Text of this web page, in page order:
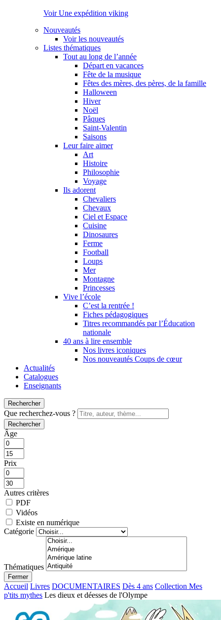
Voir Une expédition viking
Nouveautés
Voir les nouveautés
Listes thématiques
Tout au long de l’année
Départ en vacances
Fête de la musique
Fêtes des mères, des pères, de la famille
Halloween
Hiver
Noël
Pâques
Saint-Valentin
Saisons
Leur faire aimer
Art
Histoire
Philosophie
Voyage
Ils adorent
Chevaliers
Chevaux
Ciel et Espace
Cuisine
Dinosaures
Ferme
Football
Loups
Mer
Montagne
Princesses
Vive l’école
C’est la rentrée !
Fiches pédagogiques
Titres recommandés par l’Éducation
nationale
40 ans à lire ensemble
Nos livres iconiques
Nos nouveautés Coups de cœur
Actualités
Catalogues
Enseignants
Rechercher
Que recherchez-vous ?
Rechercher
Âge
Prix
Autres critères
PDF
Vidéos
Existe en numérique
Catégorie
Thématiques
Fermer
Accueil Livres DOCUMENTAIRES Dès 4 ans Collection Mes
p'tits mythes Les dieux et déesses de l'Olympe